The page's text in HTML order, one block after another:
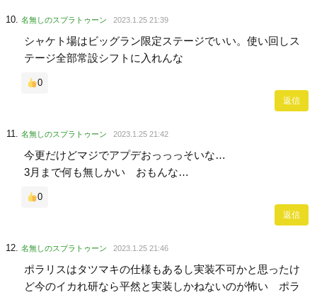
名無しのスプラトゥーン 2023.1.25 21:39
シャケト場はビッグラン限定ステージでいい。使い回しス
テージ全部常設シフトに入れんな
0
返信
名無しのスプラトゥーン 2023.1.25 21:42
今更だけどマジでアプデおっっっそいな…
3月まで何も無しかい おもんな…
0
返信
名無しのスプラトゥーン 2023.1.25 21:46
ポラリスはタツマキの仕様もあるし実装不可かと思ったけ
ど今のイカれ研なら平然と実装しかねないのが怖い ポラ